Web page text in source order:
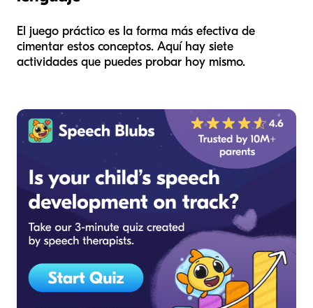
El juego práctico es la forma más efectiva de
cimentar estos conceptos. Aquí hay siete
actividades que puedes probar hoy mismo.